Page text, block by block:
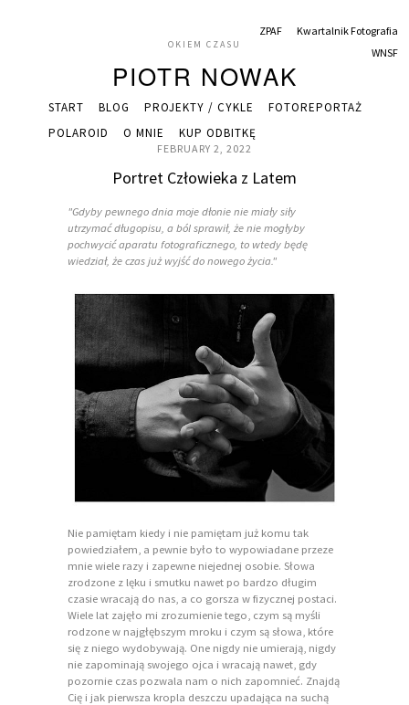
START BLOG PROJEKTY / CYKLE
FOTOREPORTAŻ
POLAROID
O MNIE KUP ODBITKĘ
ZPAF
Kwartalnik Fotografia
WNSF
OKIEM CZASU
PIOTR NOWAK
FEBRUARY 2, 2022
Portret Człowieka z Latem
"Gdyby pewnego dnia moje dłonie nie miały siły
utrzymać długopisu, a ból sprawił, że nie mogłyby
pochwycić aparatu fotograficznego, to wtedy będę
wiedział, że czas już wyjść do nowego życia."
Nie pamiętam kiedy i nie pamiętam już komu tak
powiedziałem, a pewnie było to wypowiadane przeze
mnie wiele razy i zapewne niejednej osobie. Słowa
zrodzone z lęku i smutku nawet po bardzo długim
czasie wracają do nas, a co gorsza w fizycznej postaci.
Wiele lat zajęło mi zrozumienie tego, czym są myśli
rodzone w najgłębszym mroku i czym są słowa, które
się z niego wydobywają. One nigdy nie umierają, nigdy
nie zapominają swojego ojca i wracają nawet, gdy
pozornie czas pozwala nam o nich zapomnieć. Znajdą
Cię i jak pierwsza kropla deszczu upadająca na suchą